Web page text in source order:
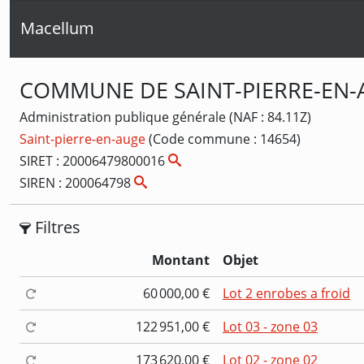
Macellum
COMMUNE DE SAINT-PIERRE-EN-
Administration publique générale (NAF : 84.11Z)
Saint-pierre-en-auge(Code commune : 14654)
SIRET : 20006479800016
SIREN : 200064798
Filtres
Montant
Objet
60 000,00 €
Lot 2 enrobes a froid
122 951,00 €
Lot 03 - zone 03
173 620,00 €
Lot 02 - zone 02